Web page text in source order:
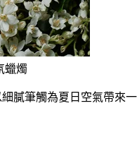
蠟燭
膩筆觸為夏日空氣帶來一